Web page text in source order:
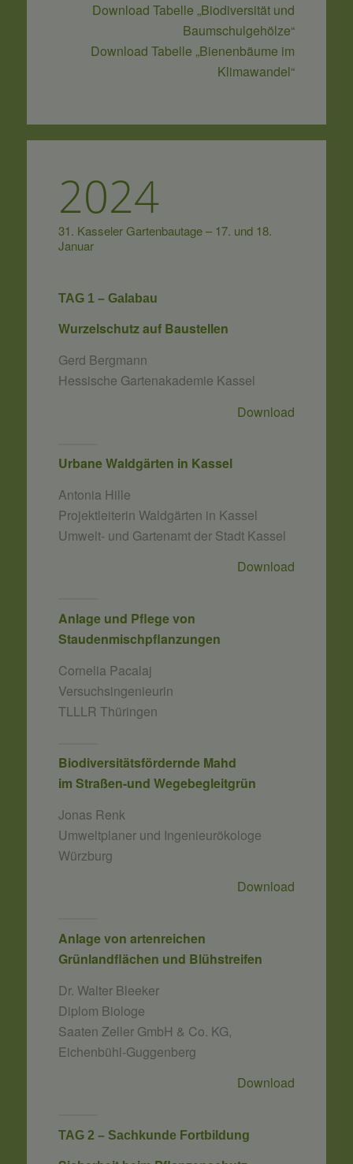
Download Tabelle „Biodiversität und
Baumschulgehölze“
Download Tabelle „Bienenbäume im
Klimawandel“
2024
31. Kasseler Gartenbautage – 17. und 18.
Januar
TAG 1 – Galabau
Wurzelschutz auf Baustellen
Gerd Bergmann
Hessische Gartenakademie Kassel
Download
Urbane Waldgärten in Kassel
Antonia Hille
Projektleiterin Waldgärten in Kassel
Umwelt- und Gartenamt der Stadt Kassel
Download
Anlage und Pflege von
Staudenmischpflanzungen
Cornelia Pacalaj
Versuchsingenieurin
TLLLR Thüringen
Biodiversitätsfördernde Mahd
im Straßen-und Wegebegleitgrün
Jonas Renk
Umweltplaner und Ingenieurökologe
Würzburg
Download
Anlage von artenreichen
Grünlandflächen und Blühstreifen
Dr. Walter Bleeker
Diplom Biologe
Saaten Zeller GmbH & Co. KG,
Eichenbühl-Guggenberg
Download
TAG 2 – Sachkunde Fortbildung